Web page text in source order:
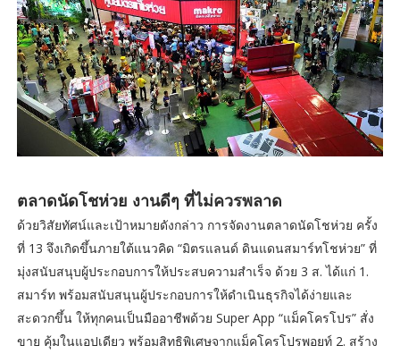
ตลาดนัดโชห่วย งานดีๆ ที่ไม่ควรพลาด
ด้วยวิสัยทัศน์และเป้าหมายดังกล่าว การจัดงานตลาดนัดโชห่วย ครั้ง
ที่ 13 จึงเกิดขึ้นภายใต้แนวคิด “มิตรแลนด์ ดินแดนสมาร์ทโชห่วย” ที่
มุ่งสนับสนุบผู้ประกอบการให้ประสบความสำเร็จ ด้วย 3 ส. ได้แก่ 1.
สมาร์ท พร้อมสนับสนุนผู้ประกอบการให้ดำเนินธุรกิจได้ง่ายและ
สะดวกขึ้น ให้ทุกคนเป็นมืออาชีพด้วย Super App “แม็คโครโปร” สั่ง
ขาย คุ้มในแอปเดียว พร้อมสิทธิพิเศษจากแม็คโครโปรพอยท์ 2. สร้าง